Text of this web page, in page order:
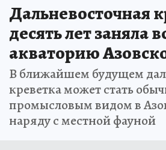
Дальневосточная
десять лет заняла
акваторию
В ближайшем будущем
креветка может стать
промысловым видом в
наряду с местной фауной